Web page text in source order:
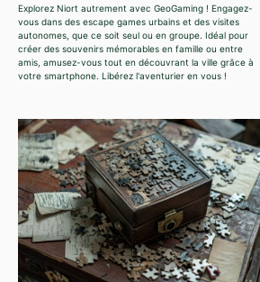
Explorez Niort autrement avec GeoGaming ! Engagez-
vous dans des escape games urbains et des visites
autonomes, que ce soit seul ou en groupe. Idéal pour
créer des souvenirs mémorables en famille ou entre
amis, amusez-vous tout en découvrant la ville grâce à
votre smartphone. Libérez l'aventurier en vous !